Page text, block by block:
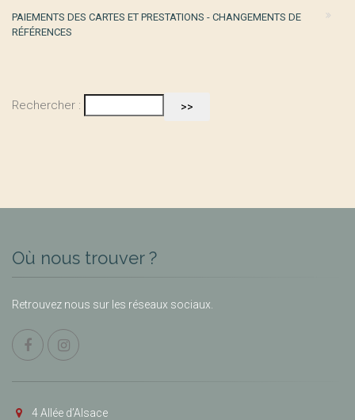
PAIEMENTS DES CARTES ET PRESTATIONS - CHANGEMENTS DE
RÉFÉRENCES
Rechercher :
Où nous trouver ?
Retrouvez nous sur les réseaux sociaux.
4 Allée d’Alsace